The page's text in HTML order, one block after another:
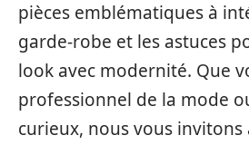
pièces emblématiques à
garde-robe et les astuces
look avec modernité. Que
professionnel de la mode
curieux, nous vous